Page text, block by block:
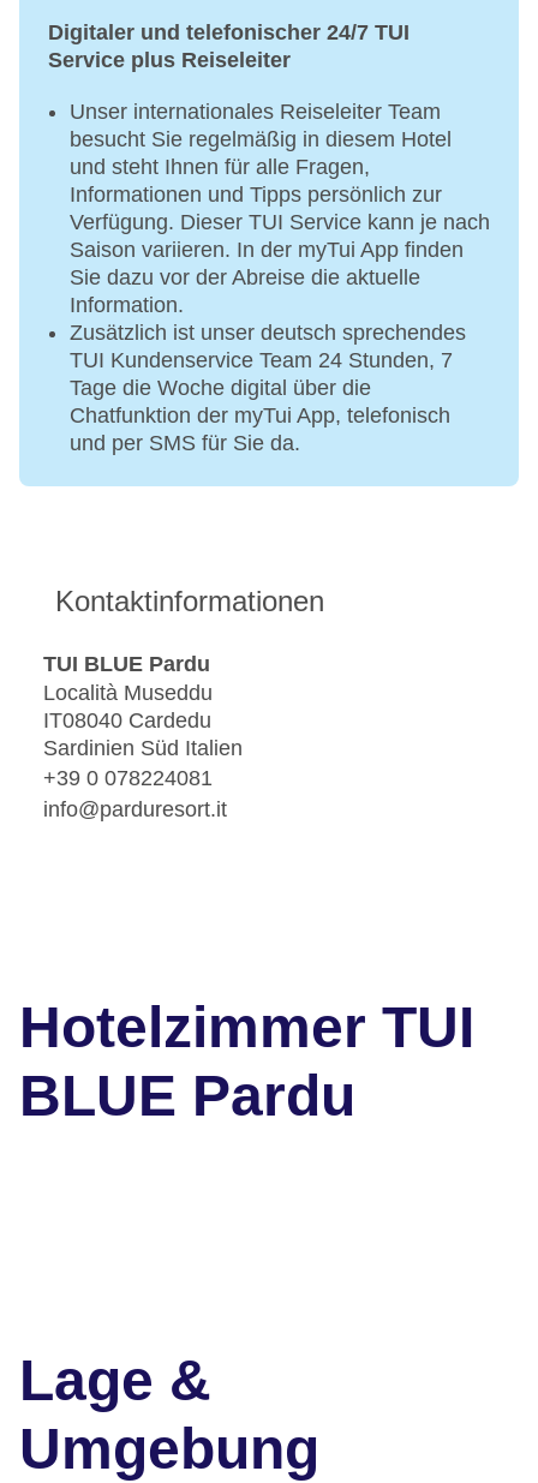
Digitaler und telefonischer 24/7 TUI
Service plus Reiseleiter
Unser internationales Reiseleiter Team
besucht Sie regelmäßig in diesem Hotel
und steht Ihnen für alle Fragen,
Informationen und Tipps persönlich zur
Verfügung. Dieser TUI Service kann je nach
Saison variieren. In der myTui App finden
Sie dazu vor der Abreise die aktuelle
Information.
Zusätzlich ist unser deutsch sprechendes
TUI Kundenservice Team 24 Stunden, 7
Tage die Woche digital über die
Chatfunktion der myTui App, telefonisch
und per SMS für Sie da.
Kontaktinformationen
TUI BLUE Pardu
Località Museddu
IT08040 Cardedu
Sardinien Süd Italien
+39 0 078224081
info@parduresort.it
Hotelzimmer TUI
BLUE Pardu
Lage &
Umgebung